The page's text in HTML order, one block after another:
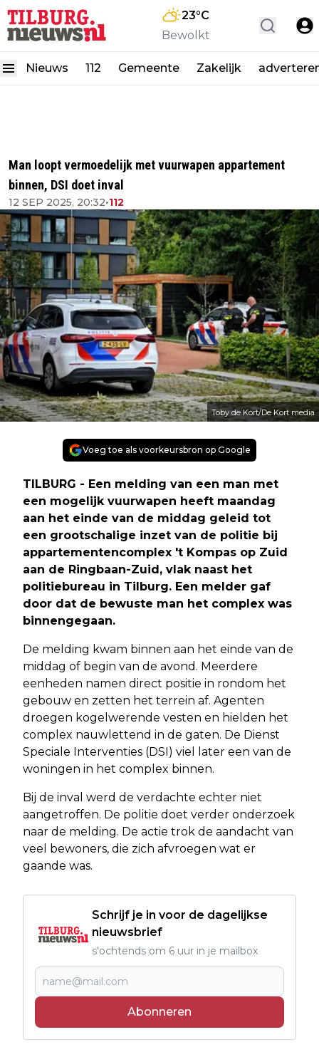
23°C
Bewolkt
Nieuws 112 Gemeente Zakelijk
Man loopt vermoedelijk met vuurwapen appartement
binnen, DSI doet inval
12 SEP 2025, 20:32•112
Toby de Kort/De Kort media
Voeg toe als voorkeursbron op Google
TILBURG - Een melding van een man met
een mogelijk vuurwapen heeft maandag
aan het einde van de middag geleid tot
een grootschalige inzet van de politie bij
appartementencomplex 't Kompas op Zuid
aan de Ringbaan-Zuid, vlak naast het
politiebureau in Tilburg. Een melder gaf
door dat de bewuste man het complex was
binnengegaan.
De melding kwam binnen aan het einde van de
middag of begin van de avond. Meerdere
eenheden namen direct positie in rondom het
gebouw en zetten het terrein af. Agenten
droegen kogelwerende vesten en hielden het
complex nauwlettend in de gaten. De Dienst
Speciale Interventies (DSI) viel later een van de
woningen in het complex binnen.
Bij de inval werd de verdachte echter niet
aangetroffen. De politie doet verder onderzoek
naar de melding. De actie trok de aandacht van
veel bewoners, die zich afvroegen wat er
gaande was.
Schrijf je in voor de dagelijkse
nieuwsbrief
s'ochtends om 6 uur in je mailbox
Abonneren